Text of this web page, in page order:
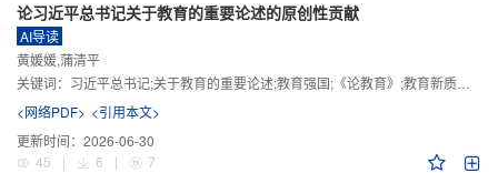
论习近平总书记关于教育的重要论述的原创性贡献
AI导读
黄媛媛,蒲清平
关键词： 习近平总书记;关于教育的重要论述;教育强国;《论教育》;教育新质生产力;教育人工智能
<网络PDF> <引用本文>
更新时间： 2026-06-30
45
| 6 | 7